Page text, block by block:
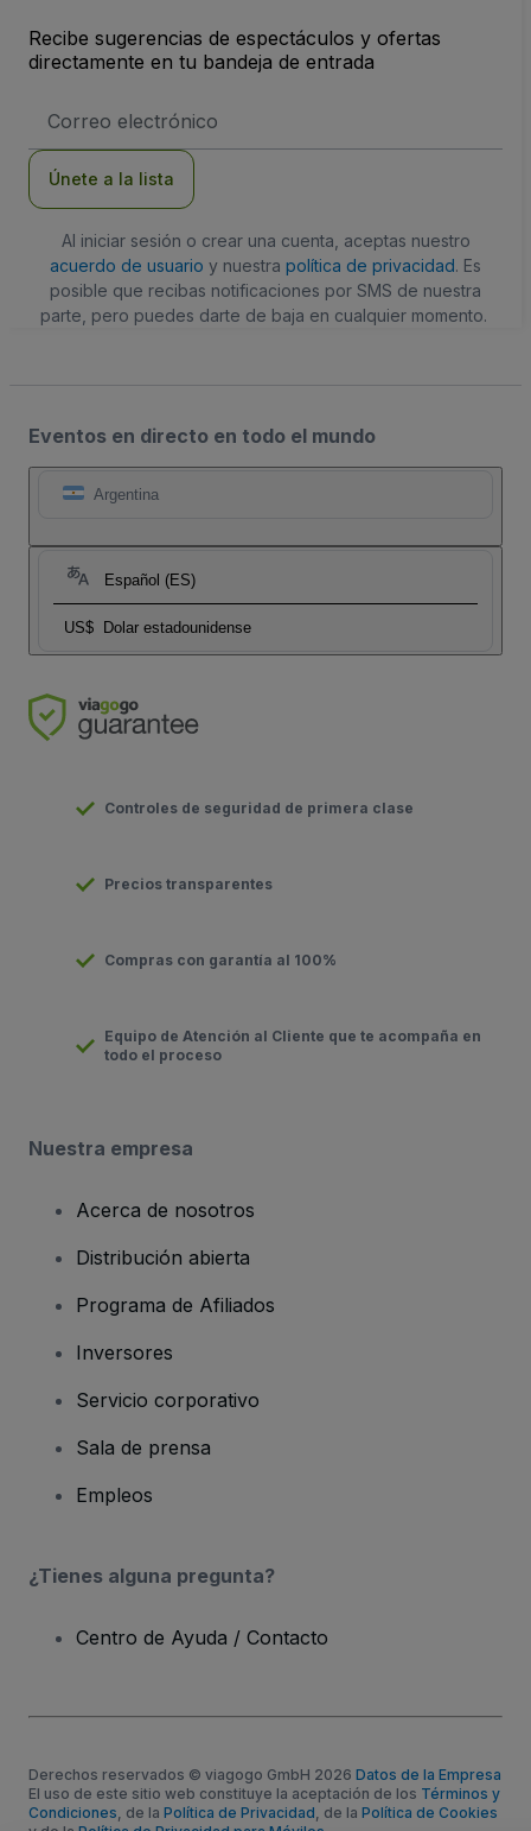
Recibe sugerencias de espectáculos y ofertas
directamente en tu bandeja de entrada
de
Únete a la lista
Al iniciar sesión o crear una cuenta, aceptas nuestro
acuerdo de usuario y nuestra política de privacidad. Es
posible que recibas notificaciones por SMS de nuestra
parte, pero puedes darte de baja en cualquier momento.
Eventos en directo en todo el mundo
Argentina
Español (ES)
US$ Dolar estadounidense
Controles de seguridad de primera clase
Precios transparentes
Compras con garantía al 100%
Equipo de Atención al Cliente que te acompaña en
todo el proceso
Nuestra empresa
Acerca de nosotros
Distribución abierta
Programa de Afiliados
Inversores
Servicio corporativo
Sala de prensa
Empleos
¿Tienes alguna pregunta?
Centro de Ayuda / Contacto
Derechos reservados © viagogo GmbH 2026 Datos de la Empresa
El uso de este sitio web constituye la aceptación de los Términos y
Condiciones, de la Política de Privacidad, de la Política de Cookies